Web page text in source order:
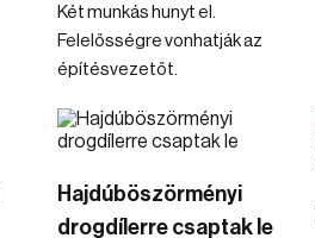
Két munkás hunyt el.
Felelősségre vonhatják az
építésvezetőt.
Hajdúböszörményi
drogdílerre csaptak le